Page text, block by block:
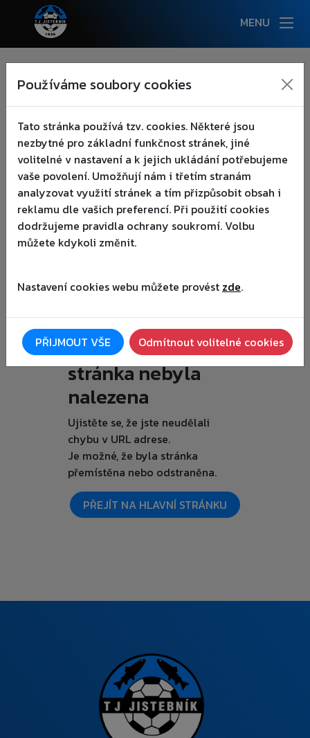
MENU
AKCE▾
KLUB▾
TÝMY▾
AREÁL▾
PARTNEŘI
:(
Je nám líto, ale
požadovaná
stránka nebyla
nalezena
Ujistěte se, že jste neudělali
chybu v URL adrese.
Je možné, že byla stránka
přemístěna nebo odstraněna.
PŘEJÍT NA HLAVNÍ STRÁNKU
Používáme soubory cookies
Tato stránka používá tzv. cookies. Některé jsou
nezbytné pro základní funkčnost stránek, jiné
volitelné v nastavení a k jejich ukládání potřebujeme
vaše povolení. Umožňují nám i třetím stranám
analyzovat využití stránek a tím přizpůsobit obsah i
reklamu dle vašich preferencí. Při použití cookies
dodržujeme pravidla ochrany soukromí. Volbu
můžete kdykoli změnit.
Nastavení cookies webu můžete provést zde.
PŘIJMOUT VŠE Odmítnout volitelné cookies